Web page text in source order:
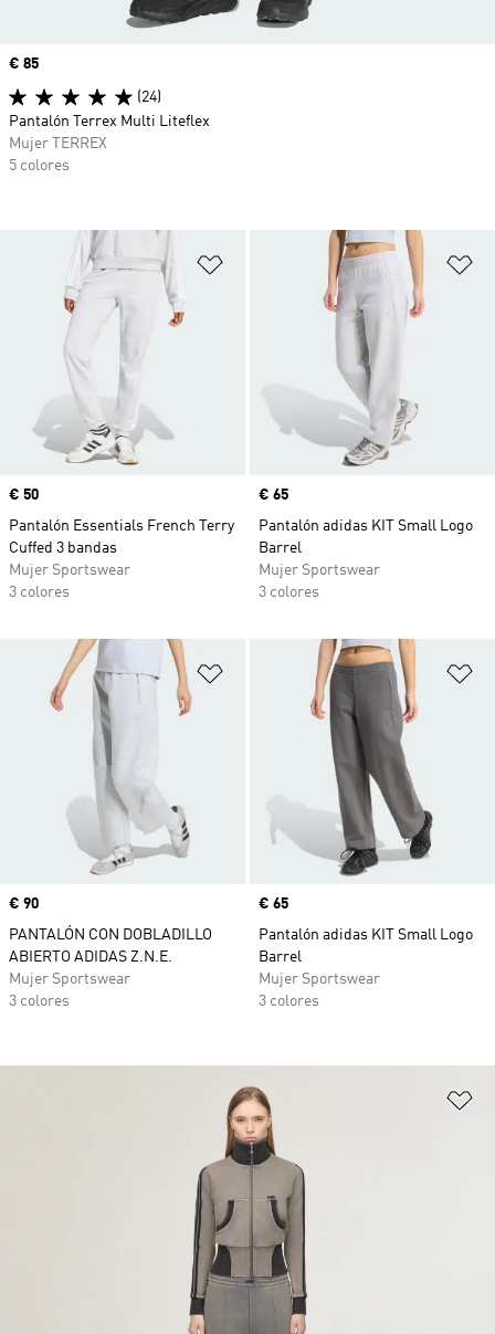
Añadir a la lista de deseos
Precio
€ 50
Pantalón Essentials French Terry
Cuffed 3 bandas
Mujer Sportswear
3 colores
Precio
€ 65
Pantalón adidas KIT Small Logo
Barrel
Mujer Sportswear
3 colores
Añadir a la lista de deseos
Precio
€ 90
PANTALÓN CON DOBLADILLO
ABIERTO ADIDAS Z.N.E.
Mujer Sportswear
3 colores
Precio
€ 65
Pantalón adidas KIT Small Logo
Barrel
Mujer Sportswear
3 colores
Precio
€ 85
(24)
Pantalón Terrex Multi Liteflex
Mujer TERREX
5 colores